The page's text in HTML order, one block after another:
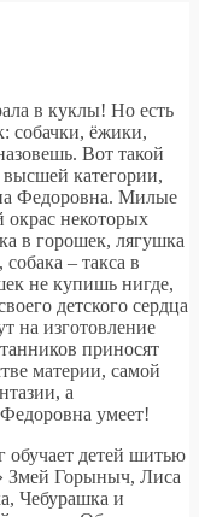
в куклы! Но есть
собачки, ёжики,
Вот такой
высшей категории,
Федоровна. Милые
некоторых
в горошек, лягушка
– такса в
не купишь нигде,
детского сердца
на изготовление
приносят
материи, самой
а
умеет!
обучает детей шитью
Змей Горыныч, Лиса
Чебурашка и